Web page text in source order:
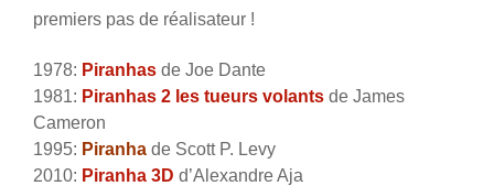
premiers pas de réalisateur !
1978: Piranhas de Joe Dante
1981: Piranhas 2 les tueurs volants de James
Cameron
1995: Piranha de Scott P. Levy
2010: Piranha 3D d’Alexandre Aja